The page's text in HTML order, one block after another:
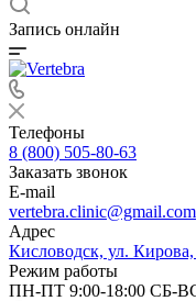
Запись онлайн
Телефоны
8 (800) 505-80-63
Заказать звонок
E-mail
vertebra.clinic@gmail.com
Адрес
Кисловодск, ул. Кирова,
Режим работы
ПН-ПТ 9:00-18:00 СБ-